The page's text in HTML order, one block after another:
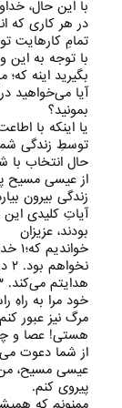
در هر کاری که
تمامِ کارهایت
با توجه به این
بگیرید اینه
آیا می‌‌خواهید
بمونید؟
یا اینکه با
توسطِ زندگی
حال انتخاب
از عیسی مسیح
زندگی بیرون
آیاتِ کلیدی
بودند، عزیزان
مرگ نیز عبور
هستی‌! عصا و
از شما دعوت
عیسی مسیح، من
پیروی کنم.